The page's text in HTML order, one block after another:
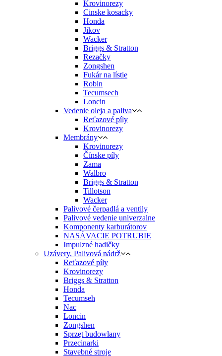
Krovinorezy
Cinske kosacky
Honda
Jikov
Wacker
Briggs & Stratton
Rezačky
Zongshen
Fukár na lístie
Robin
Tecumsech
Loncin
Vedenie oleja a paliva
Reťazové píly
Krovinorezy
Membrány
Krovinorezy
Čínske píly
Zama
Walbro
Briggs & Stratton
Tillotson
Wacker
Palivové čerpadlá a ventily
Palivové vedenie univerzalne
Komponenty karburátorov
NASÁVACIE POTRUBIE
Impulzné hadičky
Uzávery, Palivová nádrž
Reťazové píly
Krovinorezy
Briggs & Stratton
Honda
Tecumseh
Nac
Loncin
Zongshen
Sprzęt budowlany
Przecinarki
Stavebné stroje